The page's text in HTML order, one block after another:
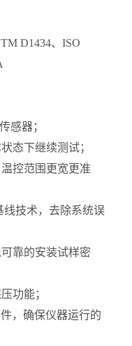
D1434、ISO
感器；
态下继续测试；
控范围更宽更准
线技术，去除系统误
靠的安装试样密
功能；
，确保仪器运行的